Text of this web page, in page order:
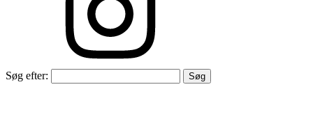
Søg efter: